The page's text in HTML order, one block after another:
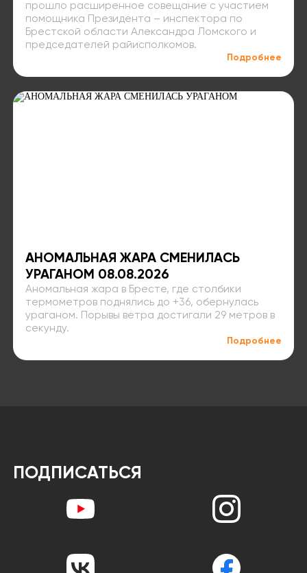
прошло расширенное совещание с участием
помощника Президента – инспектора по
Брестской области Александра Ломского и
председателей райисполкомов.
Подробнее
АНОМАЛЬНАЯ ЖАРА СМЕНИЛАСЬ
УРАГАНОМ 08.08.2026
Аномальная жара в Бресте, где столбики
термометров поднялись до +36, обернулась
ураганом. Порывы ветра достигали 29 метров в
секунду.
Подробнее
ПОДПИСАТЬСЯ